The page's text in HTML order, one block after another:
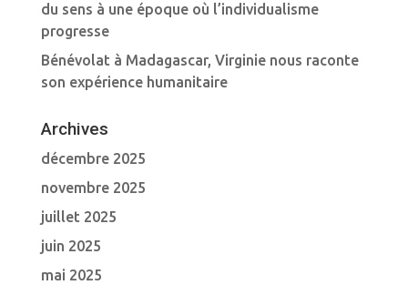
du sens à une époque où l’individualisme
progresse
Bénévolat à Madagascar, Virginie nous raconte
son expérience humanitaire
Archives
décembre 2025
novembre 2025
juillet 2025
juin 2025
mai 2025